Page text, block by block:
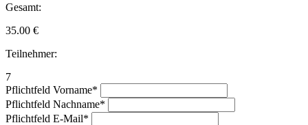
Gesamt:
35.00 €
Teilnehmer:
7
Pflichtfeld Vorname*
Pflichtfeld Nachname*
Pflichtfeld E-Mail*